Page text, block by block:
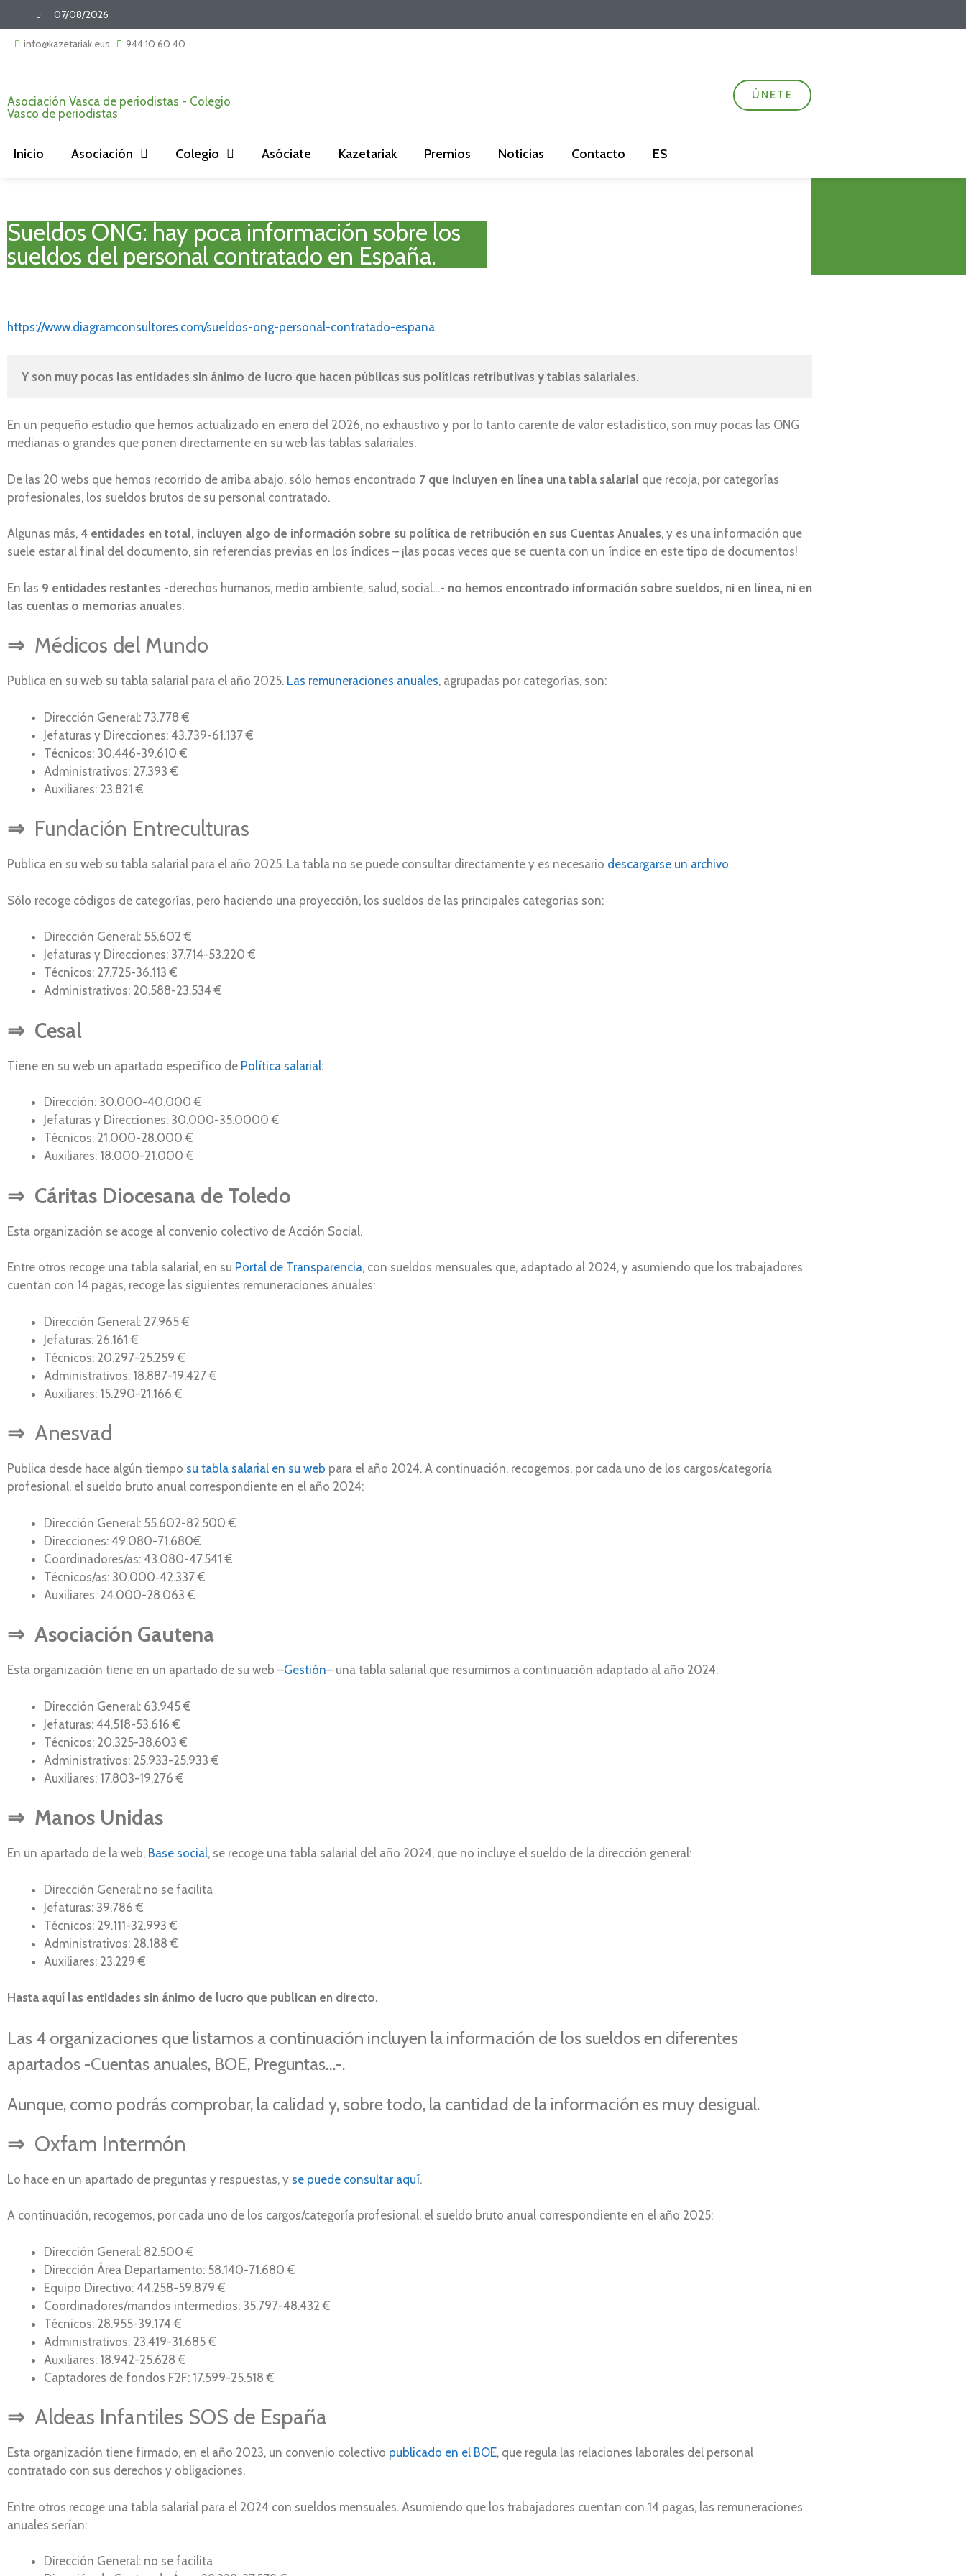
07/08/2026
info@kazetariak.eus 944 10 60 40
Asociación Vasca de periodistas - Colegio
Vasco de periodistas
ÚNETE
Inicio Asociación Colegio Asóciate Kazetariak Premios Noticias Contacto ES
Sueldos ONG: hay poca información sobre los
sueldos del personal contratado en España.
https://www.diagramconsultores.com/sueldos-ong-personal-contratado-espana
Y son muy pocas las entidades sin ánimo de lucro que hacen públicas sus políticas retributivas y tablas salariales.
En un pequeño estudio que hemos actualizado en enero del 2026, no exhaustivo y por lo tanto carente de valor estadístico, son muy pocas las ONG
medianas o grandes que ponen directamente en su web las tablas salariales.
De las 20 webs que hemos recorrido de arriba abajo, sólo hemos encontrado 7 que incluyen en línea una tabla salarial que recoja, por categorías
profesionales, los sueldos brutos de su personal contratado.
Algunas más, 4 entidades en total, incluyen algo de información sobre su política de retribución en sus Cuentas Anuales, y es una información que
suele estar al final del documento, sin referencias previas en los índices – ¡las pocas veces que se cuenta con un índice en este tipo de documentos!
En las 9 entidades restantes -derechos humanos, medio ambiente, salud, social…- no hemos encontrado información sobre sueldos, ni en línea, ni en
las cuentas o memorias anuales.
⇒ Médicos del Mundo
Publica en su web su tabla salarial para el año 2025. Las remuneraciones anuales, agrupadas por categorías, son:
Dirección General: 73.778 €
Jefaturas y Direcciones: 43.739-61.137 €
Técnicos: 30.446-39.610 €
Administrativos: 27.393 €
Auxiliares: 23.821 €
⇒ Fundación Entreculturas
Publica en su web su tabla salarial para el año 2025. La tabla no se puede consultar directamente y es necesario descargarse un archivo.
Sólo recoge códigos de categorías, pero haciendo una proyección, los sueldos de las principales categorías son:
Dirección General: 55.602 €
Jefaturas y Direcciones: 37.714-53.220 €
Técnicos: 27.725-36.113 €
Administrativos: 20.588-23.534 €
⇒ Cesal
Tiene en su web un apartado especifico de Política salarial:
Dirección: 30.000-40.000 €
Jefaturas y Direcciones: 30.000-35.0000 €
Técnicos: 21.000-28.000 €
Auxiliares: 18.000-21.000 €
⇒ Cáritas Diocesana de Toledo
Esta organización se acoge al convenio colectivo de Acción Social.
Entre otros recoge una tabla salarial, en su Portal de Transparencia, con sueldos mensuales que, adaptado al 2024, y asumiendo que los trabajadores
cuentan con 14 pagas, recoge las siguientes remuneraciones anuales:
Dirección General: 27.965 €
Jefaturas: 26.161 €
Técnicos: 20.297-25.259 €
Administrativos: 18.887-19.427 €
Auxiliares: 15.290-21.166 €
⇒ Anesvad
Publica desde hace algún tiempo su tabla salarial en su web para el año 2024. A continuación, recogemos, por cada uno de los cargos/categoría
profesional, el sueldo bruto anual correspondiente en el año 2024:
Dirección General: 55.602-82.500 €
Direcciones: 49.080-71.680€
Coordinadores/as: 43.080-47.541 €
Técnicos/as: 30.000‐42.337 €
Auxiliares: 24.000-28.063 €
⇒ Asociación Gautena
Esta organización tiene en un apartado de su web –Gestión– una tabla salarial que resumimos a continuación adaptado al año 2024:
Dirección General: 63.945 €
Jefaturas: 44.518-53.616 €
Técnicos: 20.325-38.603 €
Administrativos: 25.933-25.933 €
Auxiliares: 17.803-19.276 €
⇒ Manos Unidas
En un apartado de la web, Base social, se recoge una tabla salarial del año 2024, que no incluye el sueldo de la dirección general:
Dirección General: no se facilita
Jefaturas: 39.786 €
Técnicos: 29.111-32.993 €
Administrativos: 28.188 €
Auxiliares: 23.229 €
Hasta aquí las entidades sin ánimo de lucro que publican en directo.
Las 4 organizaciones que listamos a continuación incluyen la información de los sueldos en diferentes
apartados -Cuentas anuales, BOE, Preguntas…-.
Aunque, como podrás comprobar, la calidad y, sobre todo, la cantidad de la información es muy desigual.
⇒ Oxfam Intermón
Lo hace en un apartado de preguntas y respuestas, y se puede consultar aquí.
A continuación, recogemos, por cada uno de los cargos/categoría profesional, el sueldo bruto anual correspondiente en el año 2025:
Dirección General: 82.500 €
Dirección Área Departamento: 58.140-71.680 €
Equipo Directivo: 44.258-59.879 €
Coordinadores/mandos intermedios: 35.797-48.432 €
Técnicos: 28.955-39.174 €
Administrativos: 23.419-31.685 €
Auxiliares: 18.942-25.628 €
Captadores de fondos F2F: 17.599-25.518 €
⇒ Aldeas Infantiles SOS de España
Esta organización tiene firmado, en el año 2023, un convenio colectivo publicado en el BOE, que regula las relaciones laborales del personal
contratado con sus derechos y obligaciones.
Entre otros recoge una tabla salarial para el 2024 con sueldos mensuales. Asumiendo que los trabajadores cuentan con 14 pagas, las remuneraciones
anuales serían:
Dirección General: no se facilita